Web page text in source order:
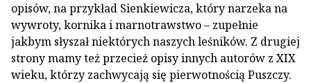
opisów, na przykład Sienkiewicza, który narzeka na
wywroty, kornika i marnotrawstwo – zupełnie
jakbym słyszał niektórych naszych leśników. Z drugiej
strony mamy też przecież opisy innych autorów z XIX
wieku, którzy zachwycają się pierwotnością Puszczy.